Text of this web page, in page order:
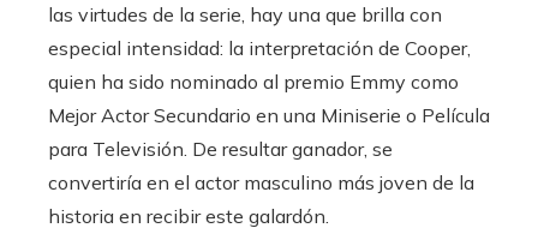
las virtudes de la serie, hay una que brilla con
especial intensidad: la interpretación de Cooper,
quien ha sido nominado al premio Emmy como
Mejor Actor Secundario en una Miniserie o Película
para Televisión. De resultar ganador, se
convertiría en el actor masculino más joven de la
historia en recibir este galardón.